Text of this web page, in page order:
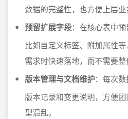
数据的完整性，也方便上层业
预留扩展字段：在核心表中预
比如自定义标签、附加属性
需求时快速落地，而不需要整
版本管理与文档维护：每次
版本记录和变更说明，方便
型混乱。